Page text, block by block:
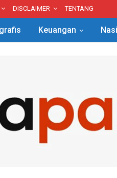
DISCLAIMER TENTANG
Keuangan